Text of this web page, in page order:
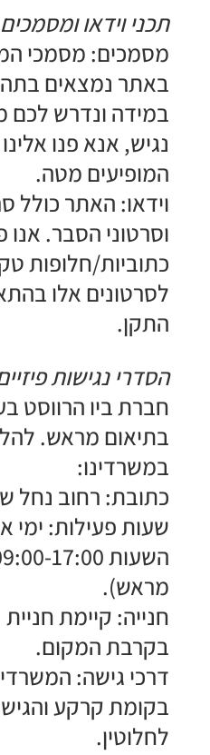
​תכני וידאו ומסמכים
​מסמכים: מסמכי
באתר נמצאים
במידה ונדרש
נגיש, אנא פנו
המופיעים מטה.
​וידאו: האתר כולל
וסרטוני הסבר.
כתוביות/חלופות
לסרטונים אלו
התקן.
​הסדרי נגישות
חברת ביו
בתיאום מראש.
במשרדינו:
​כתובת: רחוב נחל שניר 9,
​שעות פעילות: ימי
מראש).
​חנייה: קיימת
בקרבת המקום.
​דרכי גישה:
בקומת קרקע
לחלוטין.